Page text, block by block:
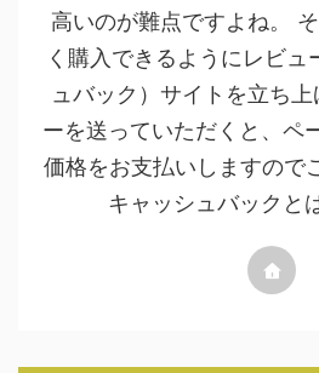
高いのが難点ですよね。
く購入できるようにレビュ
ュバック）サイトを立ち
ーを送っていただくと、ペ
価格をお支払いしますので
キャッシュバックと